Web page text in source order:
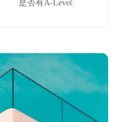
是否有A-Level: